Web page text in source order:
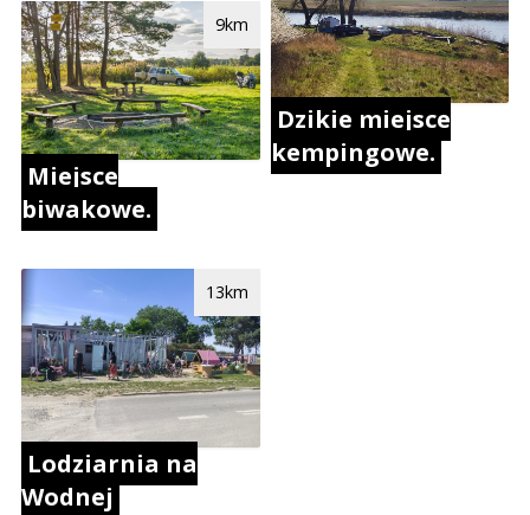
Miejsce
biwakowe.
9km
Lodziarnia na
Wodnej
13km
Dzikie miejsce
kempingowe.